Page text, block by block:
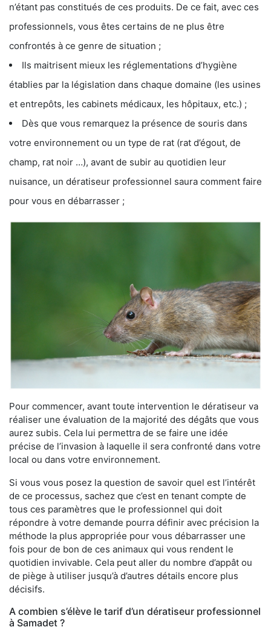
n’étant pas constitués de ces produits. De ce fait, avec ces
professionnels, vous êtes certains de ne plus être
confrontés à ce genre de situation ;
Ils maitrisent mieux les réglementations d’hygiène
établies par la législation dans chaque domaine (les usines
et entrepôts, les cabinets médicaux, les hôpitaux, etc.) ;
Dès que vous remarquez la présence de souris dans
votre environnement ou un type de rat (rat d’égout, de
champ, rat noir …), avant de subir au quotidien leur
nuisance, un dératiseur professionnel saura comment faire
pour vous en débarrasser ;
Pour commencer, avant toute intervention le dératiseur va
réaliser une évaluation de la majorité des dégâts que vous
aurez subis. Cela lui permettra de se faire une idée
précise de l’invasion à laquelle il sera confronté dans votre
local ou dans votre environnement.
Si vous vous posez la question de savoir quel est l’intérêt
de ce processus, sachez que c’est en tenant compte de
tous ces paramètres que le professionnel qui doit
répondre à votre demande pourra définir avec précision la
méthode la plus appropriée pour vous débarrasser une
fois pour de bon de ces animaux qui vous rendent le
quotidien invivable. Cela peut aller du nombre d’appât ou
de piège à utiliser jusqu’à d’autres détails encore plus
décisifs.
A combien s’élève le tarif d’un dératiseur professionnel
à Samadet ?